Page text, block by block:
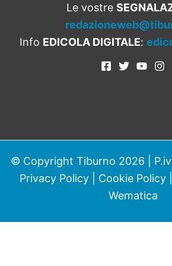
Le vostre
Info EDICOLA DIGITALE:
© Copyright Tiburno 2026 |
Privacy Policy| Cookie Policy|
Wematica